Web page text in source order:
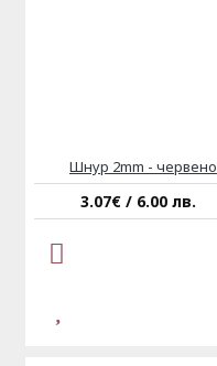
Шнур 2mm - червено
3.07€ / 6.00 лв.